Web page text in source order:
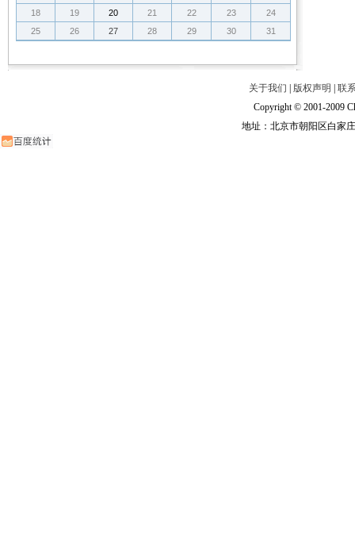
18
19 20 21 22 23
24
25
26 27 28 29 30 31
关于我们 版权声明
联
Copyright © 2001-2009
地址：北京市朝阳区白家